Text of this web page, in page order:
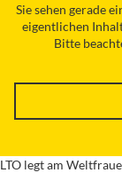
Sie sehen gerade
eigentlichen
Bitte
LTO legt am